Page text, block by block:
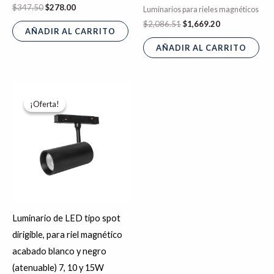
$347.50$278.00
AÑADIR AL CARRITO
Luminarios para rieles magnéticos
$2,086.51$1,669.20
AÑADIR AL CARRITO
¡Oferta!
¡Oferta!
Luminario de LED tipo spot
dirigible, para riel magnético
acabado blanco y negro
(atenuable) 7, 10 y 15W
desde
$595.77
hasta
$797.43